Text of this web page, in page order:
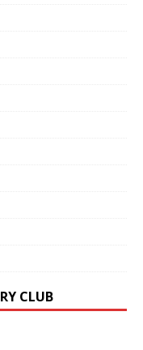
CLUB